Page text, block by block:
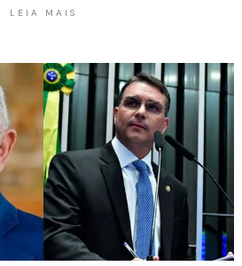
LEIA MAIS